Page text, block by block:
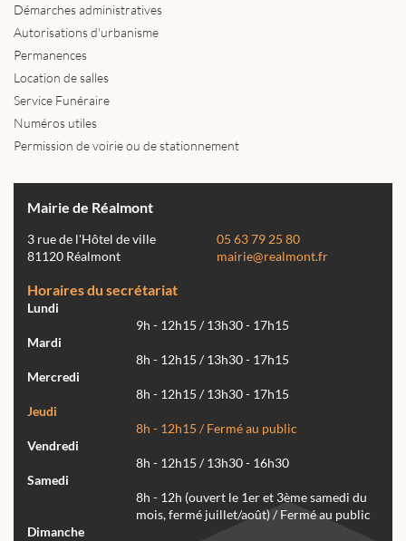
Démarches administratives
Autorisations d'urbanisme
Permanences
Location de salles
Service Funéraire
Numéros utiles
Permission de voirie ou de stationnement
Mairie de Réalmont
3 rue de l'Hôtel de ville
81120 Réalmont
05 63 79 25 80
mairie@realmont.fr
Horaires du secrétariat
Lundi
9h - 12h15 / 13h30 - 17h15
Mardi
8h - 12h15 / 13h30 - 17h15
Mercredi
8h - 12h15 / 13h30 - 17h15
Jeudi
8h - 12h15 / Fermé au public
Vendredi
8h - 12h15 / 13h30 - 16h30
Samedi
8h - 12h (ouvert le 1er et 3ème samedi du
mois, fermé juillet/août) / Fermé au public
Dimanche